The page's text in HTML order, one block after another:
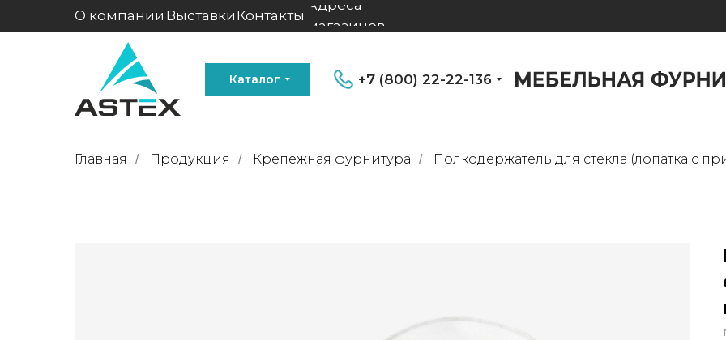
О компании Выставки Контакты
Адреса
магазинов
+7 (800) 22-22-136
Каталог
Главная / Продукция / Крепежная фурнитура / Полкодержатель для стекла (лопатка с